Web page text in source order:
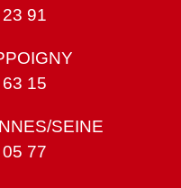
91
15
SEINE
77